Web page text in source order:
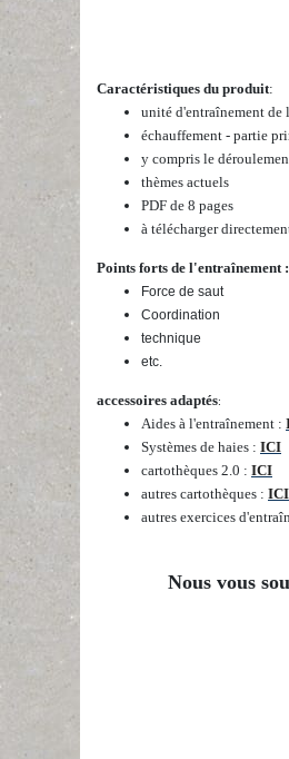
Caractéristiques du produit:
unité d'entraînement de
échauffement - partie
y compris le
thèmes actuels
PDF de 8 pages
à télécharger
Points forts de l'entraînement :
Force de saut
Coordination
technique
etc.
accessoires adaptés:
Aides à l'entraînement :
Systèmes de haies : ICI
cartothèques 2.0 : ICI
autres cartothèques : ICI
autres exercices
Nous vous